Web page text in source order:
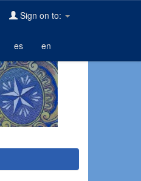
Sign on to:
es en